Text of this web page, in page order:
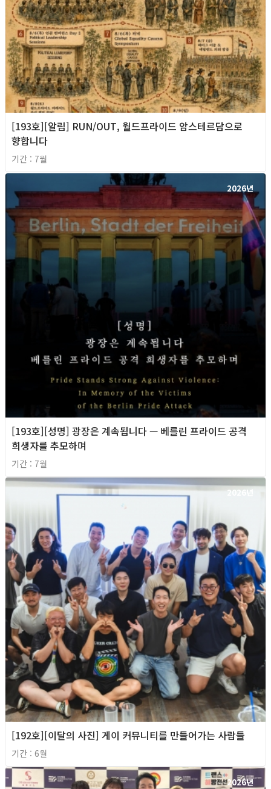
[193호][알림] RUN/OUT, 월드프라이드 암스테르담으로
향합니다
기간 : 7월
2026년
[193호][성명] 광장은 계속됩니다 — 베를린 프라이드 공격
희생자를 추모하며
기간 : 7월
2026년
[192호][이달의 사진] 게이 커뮤니티를 만들어가는 사람들
기간 : 6월
2026년